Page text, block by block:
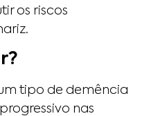
os riscos
tipo de demência
nas